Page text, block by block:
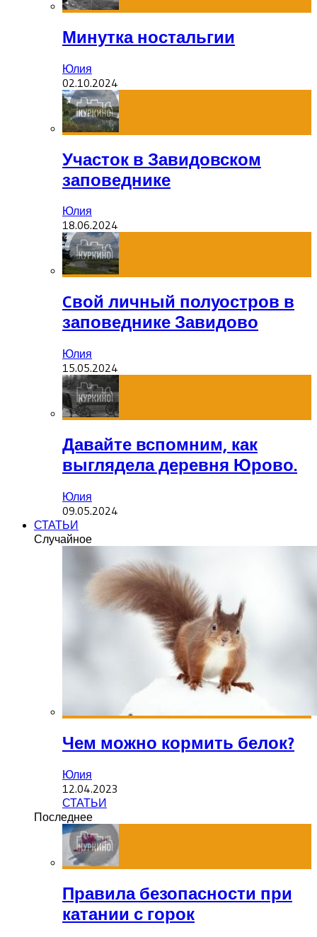
Минутка ностальгии
Юлия
02.10.2024
Участок в Завидовском
заповеднике
Юлия
18.06.2024
Cвой личный полуостров в
заповеднике Завидово
Юлия
15.05.2024
Давайте вспомним, как
выглядела деревня Юрово.
Юлия
09.05.2024
СТАТЬИ
Случайное
Чем можно кормить белок?
Юлия
12.04.2023
СТАТЬИ
Последнее
Правила безопасности при
катании с горок